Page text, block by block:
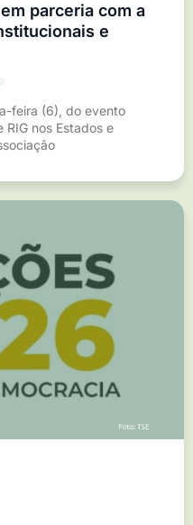
parceria com a
e
feira (6), do evento
RIG nos Estados e